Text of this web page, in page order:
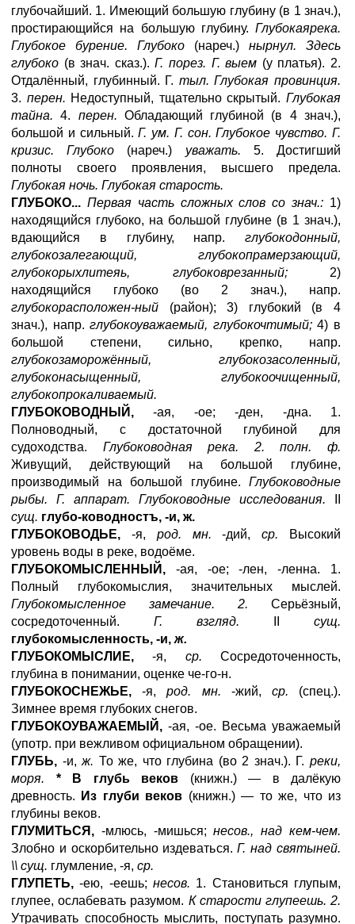
глубочайший. 1. Имеющий большую глубину (в 1 знач.),
простирающийся на большую глубину. Глубокаярека.
Глубокое бурение. Глубоко (нареч.) нырнул. Здесь
глубоко (в знач. сказ.).Г. порез. Г. выем (у платья). 2.
Отдалённый, глубинный. Г. тыл. Глубокая провинция.
3. перен. Недоступный, тщательно скрытый.Глубокая
тайна. 4. перен. Обладающий глубиной (в 4 знач.),
большой и сильный.Г. ум. Г. сон. Глубокое чувство. Г.
кризис. Глубоко (нареч.) уважать. 5. Достигший
полноты своего проявления, высшего предела.
Глубокая ночь. Глубокая старость.
ГЛУБОКО... Первая часть сложных слов со знач.: 1)
находящийся глубоко, на большой глубине (в 1 знач.),
вдающийся в глубину, напр. глубокодонный,
глубокозалегающий, глубокопрамерзающий,
глубокорыхлитеяь, глубоковрезанный;2)
находящийся глубоко (во 2 знач.), напр.
глубокорасположен-ный (район); 3) глубокий (в 4
знач.), напр.глубокоуважаемый, глубокочтимый;4) в
большой степени, сильно, крепко, напр.
глубокозаморожённый, глубокозасоленный,
глубоконасыщенный, глубокоочищенный,
глубокопрокаливаемый.
ГЛУБОКОВОДНЫЙ, -ая, -ое; -ден, -дна. 1.
Полноводный, с достаточной глубиной для
судоходства. Глубоководная река. 2. полн. ф.
Живущий, действующий на большой глубине,
производимый на большой глубине. Глубоководные
рыбы. Г. аппарат. Глубоководные исследования.
сущ. глубо-ководностъ, -и, ж.
ГЛУБОКОВОДЬЕ, -я, род. мн. -дий,ср.
Высокий
уровень воды в реке, водоёме.
ГЛУБОКОМЫСЛЕННЫЙ, -ая, -ое; -лен, -ленна. 1.
Полный глубокомыслия, значительных мыслей.
Глубокомысленное замечание. 2. Серьёзный,
сосредоточенный. Г. взгляд.
сущ.
глубокомысленность, -и, ж.
ГЛУБОКОМЫСЛИЕ, -я, ср. Сосредоточенность,
глубина в понимании, оценке че-го-н.
ГЛУБОКОСНЕЖЬЕ, -я,род. мн. -жий, ср. (спец.).
Зимнее время глубоких снегов.
ГЛУБОКОУВАЖАЕМЫЙ, -ая, -ое. Весьма уважаемый
(употр. при вежливом официальном обращении).
ГЛУБЬ, -и,ж. То же, что глубина (во 2 знач.). Г.реки,
моря. * В глубь веков (книжн.) — в далёкую
древность. Из глуби веков (книжн.) — то же, что из
глубины веков.
ГЛУМИТЬСЯ, -млюсь, -мишься;несов., над кем-чем.
Злобно и оскорбительно издеваться.Г. над святыней.
\\ сущ. глумление, -я, ср.
ГЛУПЕТЬ, -ею, -еешь; несов. 1. Становиться глупым,
глупее, ослабевать разумом. К старости глупеешь. 2.
Утрачивать способность мыслить, поступать разумно.